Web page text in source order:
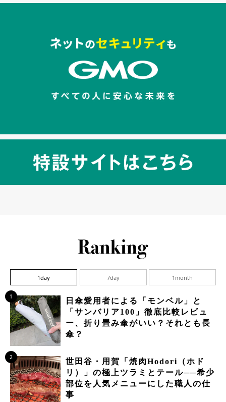
セキュリティキャンペーンでのバナー
1day 7day 1month
1
日傘愛用者による「モンベル」と
「サンバリア100」徹底比較レビュ
ー、折り畳み傘がいい？それとも長
傘？
2
世田谷・用賀「焼肉Hodori（ホド
リ）」の極上ツラミとテール──希少
部位を人気メニューにした職人の仕
事